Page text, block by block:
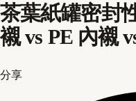
茶葉紙罐密封
襯 vs PE 內襯
分享